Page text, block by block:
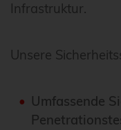
Infrastruktur.
Unsere
Umfassende